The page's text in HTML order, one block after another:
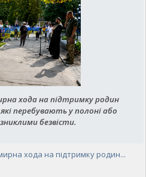
хода на підтримку родин
які перебувають у полоні або
безвісти.
хода на підтримку родин...